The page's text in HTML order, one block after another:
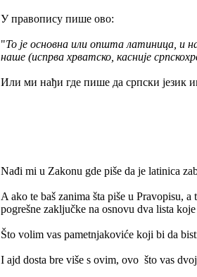
У правопису пише ово:
"То је основна или општа латиница, и
наше (испрва хрватско, касније
Или ми нађи где пише да српски језик
Nađi mi u Zakonu gde piše da je latinica
A ako te baš zanima šta piše u Pravopisu,
pogrešne zaključke na osnovu dva lista
Što volim vas pametnjakoviće koji bi da
I ajd dosta bre više s ovim, ovo što vas